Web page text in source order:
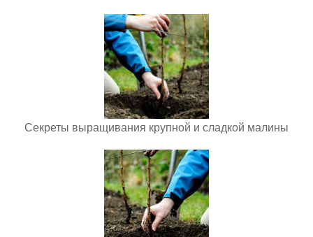
Секреты выращивания крупной и сладкой малины